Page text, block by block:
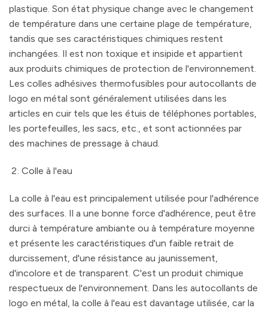
plastique. Son état physique change avec le changement
de température dans une certaine plage de température,
tandis que ses caractéristiques chimiques restent
inchangées. Il est non toxique et insipide et appartient
aux produits chimiques de protection de l'environnement.
Les colles adhésives thermofusibles pour autocollants de
logo en métal sont généralement utilisées dans les
articles en cuir tels que les étuis de téléphones portables,
les portefeuilles, les sacs, etc., et sont actionnées par
des machines de pressage à chaud.
Colle à l'eau
La colle à l'eau est principalement utilisée pour l'adhérence
des surfaces. Il a une bonne force d'adhérence, peut être
durci à température ambiante ou à température moyenne
et présente les caractéristiques d'un faible retrait de
durcissement, d'une résistance au jaunissement,
d'incolore et de transparent. C'est un produit chimique
respectueux de l'environnement. Dans les autocollants de
logo en métal, la colle à l'eau est davantage utilisée, car la